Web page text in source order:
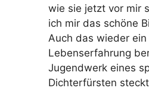
wie sie jetzt vor mir
ich mir das schöne
Auch das wieder
Lebenserfahrung
Jugendwerk eines
Dichterfürsten